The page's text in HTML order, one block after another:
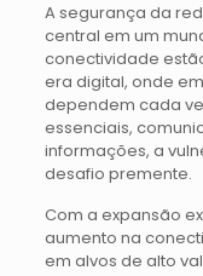
A segurança da
central em um
conectividade
era digital, onde
dependem cada
essenciais,
informações, a
desafio premente.
Com a expansão
aumento na
em alvos de alto